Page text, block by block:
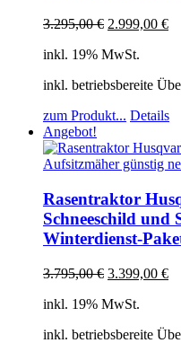
3.295,00€ 2.999,00 €
inkl. 19% MwSt.
inkl. betriebsbereite
zum Produkt... Details
Angebot!
Rasentraktor
Schneeschild und
Winterdienst-
3.795,00€ 3.399,00 €
inkl. 19% MwSt.
inkl. betriebsbereite